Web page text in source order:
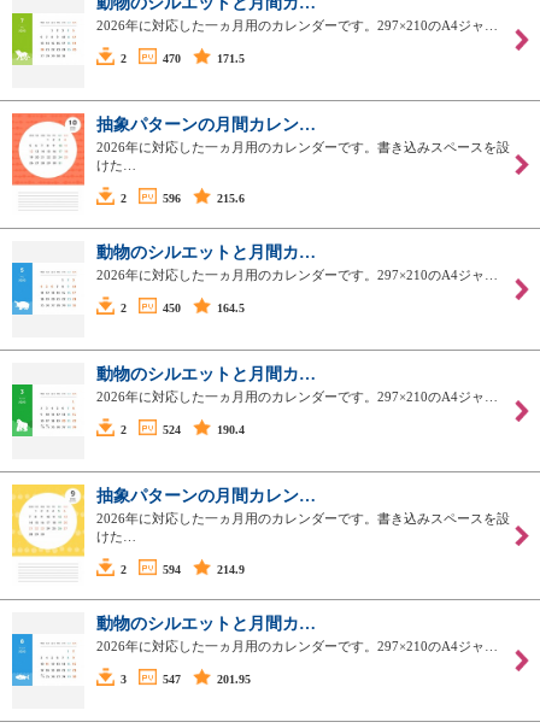
2026年に対応した一ヵ月用のカレンダーです。297×210のA4ジャ…
2 470 171.5
抽象パターンの月間カレン…
2026年に対応した一ヵ月用のカレンダーです。書き込みスペースを設
けた…
2 596 215.6
動物のシルエットと月間カ…
2026年に対応した一ヵ月用のカレンダーです。297×210のA4ジャ…
2 450 164.5
動物のシルエットと月間カ…
2026年に対応した一ヵ月用のカレンダーです。297×210のA4ジャ…
2 524 190.4
抽象パターンの月間カレン…
2026年に対応した一ヵ月用のカレンダーです。書き込みスペースを設
けた…
2 594 214.9
動物のシルエットと月間カ…
2026年に対応した一ヵ月用のカレンダーです。297×210のA4ジャ…
3 547 201.95